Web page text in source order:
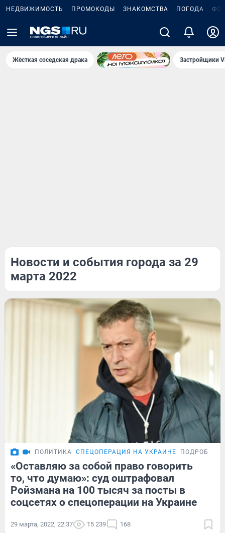
НЕДВИЖИМОСТЬ ПРОМОКОДЫ ЗНАКОМСТВА ПОГОДА
Жёсткая соседская драка Застройщики
Новости и события города за 29
марта 2022
ПОЛИТИКА СПЕЦОПЕРАЦИЯ НА УКРАИНЕ
«Оставляю за собой право говорить
то, что думаю»: суд оштрафовал
Ройзмана на 100 тысяч за посты в
соцсетях о спецоперации на Украине
29 марта, 2022, 22:37 15 239 168